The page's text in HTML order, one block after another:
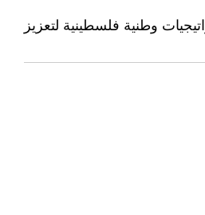
وطنية فلسطينية لتعزيز